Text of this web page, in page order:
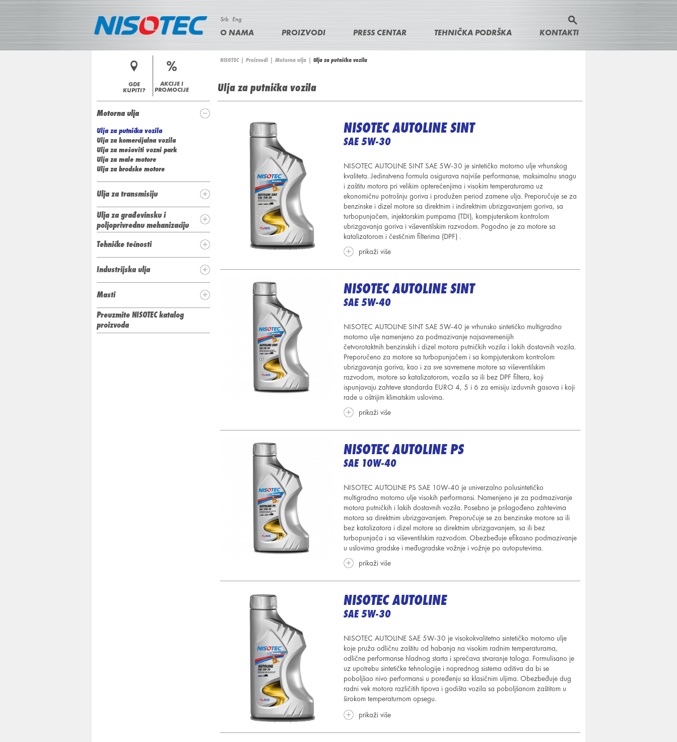
main
content
N
O
T
E
C
Srb Eng
S
e
c
f
r
m
r
t
M
a
n
m
O NAMA PROIZVODI PRESS CENTAR TEHNIČKA PODRŠKA KONTAKTI
are
here
NISOTEC Proizvodi Motorna ulja Ulja za putnička vozila
Ulja za putnička vozila
NISOTEC AUTOLINE SINT
SAE 5W-30
NISOTEC AUTOLINE SINT SAE 5W-30 je sintetičko motorno ulje vrhunskog
kvaliteta. Jedinstvena formula osigurava najviše performanse, maksimalnu snagu
i zaštitu motora pri velikim opterećenjima i visokim temperaturama uz
ekonomičnu potrošnju goriva i produžen period zamene ulja. Preporučuje se za
benzinske i dizel motore sa direktnim i indirektnim ubrizgavanjem goriva, sa
turbopunjačem, injektorskim pumpama (TDI), kompjuterskom kontrolom
ubrizgavanja goriva i viševentilskim razvodom. Pogodno je za motore sa
katalizatorom i čestičnim filterima (DPF) .
prikaži više
NISOTEC AUTOLINE SINT
SAE 5W-40
NISOTEC AUTOLINE SINT SAE 5W-40 je vrhunsko sintetičko multigradno
motorno ulje namenjeno za podmazivanje najsavremenijih
četvorotaktnih benzinskih i dizel motora putničkih vozila i lakih dostavnih vozila.
Preporučeno za motore sa turbopunjačem i sa kompjuterskom kontrolom
ubrizgavanja goriva, kao i za sve savremene motore sa viševentilskim
razvodom, motore sa katalizatorom, vozila sa ili bez DPF filtera, koji
ispunjavaju zahteve standarda EURO 4, 5 i 6 za emisiju izduvnih gasova i koji
rade u oštrijim klimatskim uslovima.
prikaži više
NISOTEC AUTOLINE PS
SAE 10W-40
NISOTEC AUTOLINE PS SAE 10W-40 je univerzalno polusintetičko
multigradno motorno ulje visokih performansi. Namenjeno je za podmazivanje
motora putničkih i lakih dostavnih vozila. Posebno je prilagođeno zahtevima
motora sa direktnim ubrizgavanjem. Preporučuje se za benzinske motore sa ili
bez katalizatora i dizel motore sa direktnim ubrizgavanjem, sa ili bez
turbopunjača i sa viševentilskim razvodom. Obezbeđuje efikasno podmazivanje
u uslovima gradske i međugradske vožnje i vožnje po autoputevima.
prikaži više
NISOTEC AUTOLINE
SAE 5W-30
NISOTEC AUTOLINE SAE 5W-30 je visokokvalitetno sintetičko motorno ulje
koje pruža odličnu zaštitu od habanja na visokim radnim temperaturama,
odlične performanse hladnog starta i sprečava stvaranje taloga. Formulisano je
uz upotrebu sintetičke tehnologije i naprednog sistema aditiva da bi se
poboljšao nivo performansi u poređenju sa klasičnim uljima. Obezbeđuje dug
radni vek motora različitih tipova i godišta vozila sa poboljšanom zaštitom u
širokom temperaturnom opsegu.
prikaži više
GDE
KUPITI?
AKCIJE I
PROMOCIJE
Motorna ulja
Ulja za putnička vozila
Ulja za komercijalna vozila
Ulja za mešoviti vozni park
Ulja za male motore
Ulja za brodske motore
Ulja za transmisiju
Ulja za građevinsku i
poljoprivrednu mehanizaciju
Tehničke tečnosti
Industrijska ulja
Masti
Preuzmite NISOTEC katalog
proizvoda